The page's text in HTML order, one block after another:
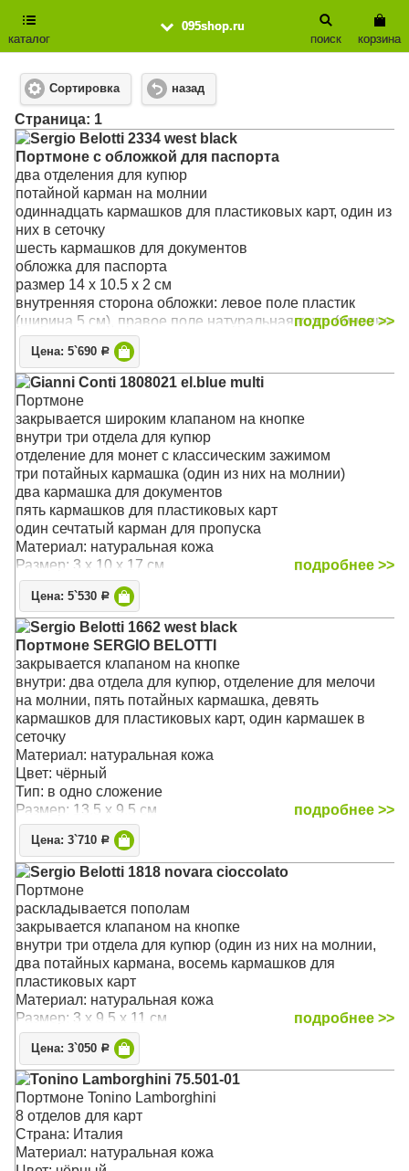
095shop.ru
каталог
корзина
поиск
Сортировка назад
Cтраница: 1
Sergio Belotti 2334 west black
Портмоне с обложкой для паспорта
два отделения для купюр
потайной карман на молнии
одиннадцать кармашков для пластиковых карт, один из
них в сеточку
шесть кармашков для документов
обложка для паспорта
размер 14 x 10.5 x 2 см
внутренняя сторона обложки: левое поле пластик
(ширина 5 см), правое поле натуральная кожа (ширина
6,5см), на внутренней стороне обложки три кармашка
для документов
Материал: натуральная кожа
Цвет: чёрный
Тип: в одно сложение
Размер: 16 x 11 x 2.5 см
подробнее >>
Цена: 5`690 Р
Gianni Conti 1808021 el.blue multi
Портмоне
закрывается широким клапаном на кнопке
внутри три отдела для купюр
отделение для монет с классическим зажимом
три потайных кармашка (один из них на молнии)
два кармашка для документов
пять кармашков для пластиковых карт
один сечтатый карман для пропуска
Материал: натуральная кожа
Размер: 3 x 10 x 17 см
подробнее >>
Цена: 5`530 Р
Sergio Belotti 1662 west black
Портмоне SERGIO BELOTTI
закрывается клапаном на кнопке
внутри: два отдела для купюр, отделение для мелочи
на молнии, пять потайных кармашка, девять
кармашков для пластиковых карт, один кармашек в
сеточку
Материал: натуральная кожа
Цвет: чёрный
Тип: в одно сложение
Размер: 13.5 x 9.5 см
подробнее >>
Цена: 3`710 Р
Sergio Belotti 1818 novara cioccolato
Портмоне
раскладывается пополам
закрывается клапаном на кнопке
внутри три отдела для купюр (один из них на молнии,
два потайных кармана, восемь кармашков для
пластиковых карт
Материал: натуральная кожа
Размер: 3 x 9.5 x 11 см
подробнее >>
Цена: 3`050 Р
Tonino Lamborghini 75.501-01
Портмоне Tonino Lamborghini
8 отделов для карт
Страна: Италия
Материал: натуральная кожа